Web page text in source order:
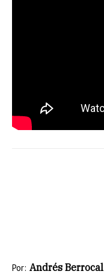
Por: Andrés Berrocal